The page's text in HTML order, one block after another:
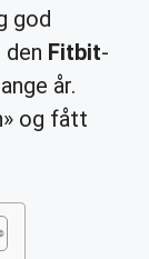
god
den Fitbit-
år.
og fått